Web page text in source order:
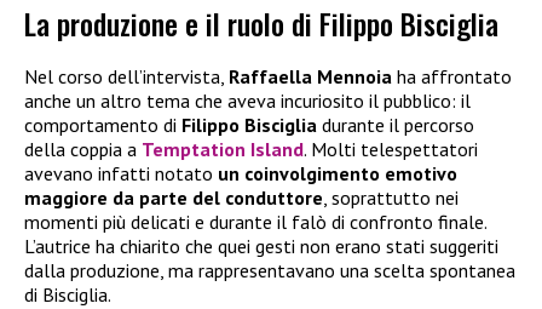
La produzione e il ruolo di Filippo Bisciglia
Nel corso dell’intervista, Raffaella Mennoia ha affrontato
anche un altro tema che aveva incuriosito il pubblico: il
comportamento di Filippo Bisciglia durante il percorso
della coppia a Temptation Island. Molti telespettatori
avevano infatti notato un coinvolgimento emotivo
maggiore da parte del conduttore, soprattutto nei
momenti più delicati e durante il falò di confronto finale.
L’autrice ha chiarito che quei gesti non erano stati suggeriti
dalla produzione, ma rappresentavano una scelta spontanea
di Bisciglia.